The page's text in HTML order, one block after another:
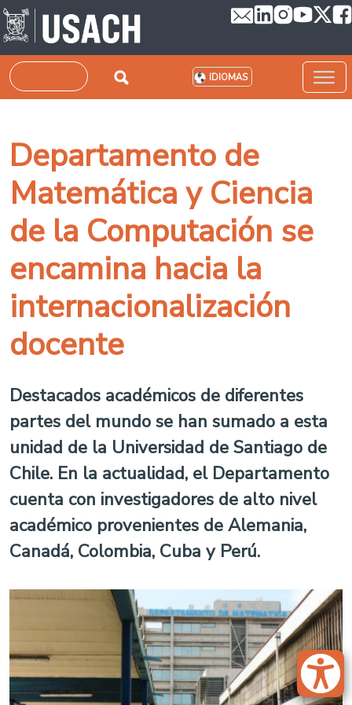
Pasar al contenido principal
Buscar IDIOMAS
Departamento de
Matemática y Ciencia
de la Computación se
encamina hacia la
internacionalización
docente
Destacados académicos de diferentes
partes del mundo se han sumado a esta
unidad de la Universidad de Santiago de
Chile. En la actualidad, el Departamento
cuenta con investigadores de alto nivel
académico provenientes de Alemania,
Canadá, Colombia, Cuba y Perú.